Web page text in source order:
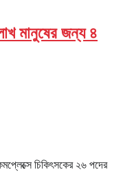
মানুষের জন্য ৪
চিকিৎসকের ২৬ পদের